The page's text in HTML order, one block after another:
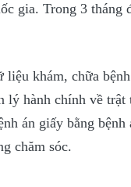
gia. Trong 3 tháng
liệu khám, chữa
lý hành chính về
án giấy bằng
chăm sóc.